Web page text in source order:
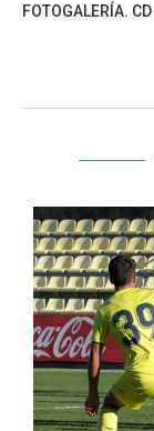
FOTOGALERÍA.